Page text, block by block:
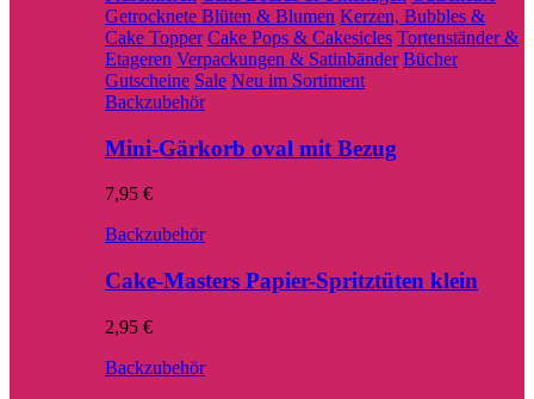
Getrocknete Blüten & Blumen Kerzen, Bubbles &
Cake Topper Cake Pops & Cakesicles Tortenständer &
Etageren Verpackungen & Satinbänder Bücher
Gutscheine Sale Neu im Sortiment
Backzubehör
Mini-Gärkorb oval mit Bezug
7,95 €
Backzubehör
Cake-Masters Papier-Spritztüten klein
2,95 €
Backzubehör